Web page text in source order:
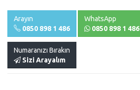
Arayın
0850 898 1 486
WhatsApp
0850 898 1 486
Numaranızı Bırakın
Sizi Arayalım